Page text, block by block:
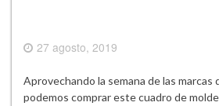
27 agosto, 2019
Aprovechando la semana de las marcas
podemos comprar este cuadro de